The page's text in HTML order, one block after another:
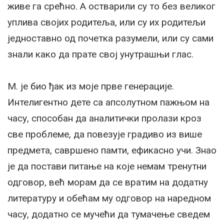
живе га срећно. А остварили су то без великог
уплива својих родитеља, или су их родитељи
једноставно од почетка разумели, или су сами
знали како да прате свој унутрашњи глас.
М. је био ђак из моје прве генерације.
Интелигентно дете са апсолутном пажњом на
часу, способан да аналитички пролази кроз
све проблеме, да повезује градиво из више
предмета, савршено памти, ефикасно учи. Знао
је да постави питање на које немам тренутни
одговор, већ морам да се вратим на додатну
литературу и обећам му одговор на наредном
часу, додатно се мучећи да тумачење сведем